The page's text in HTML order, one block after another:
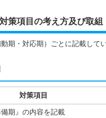
策項目の考え方及び取組
期・対応期）ごとに記載してい
対策項目
期』の内容を記載